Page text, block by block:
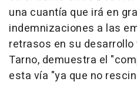
una cuantía que irá en
indemnizaciones a las
retrasos en su desarrollo
Tarno, demuestra el
esta vía "ya que no